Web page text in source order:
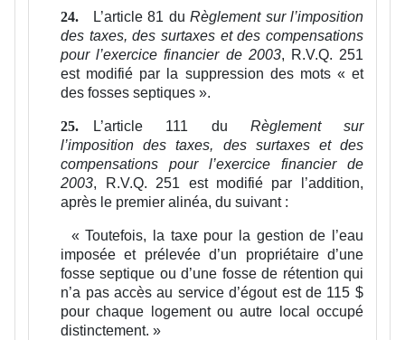
24. L’article 81 duRèglement sur l’imposition
des taxes, des surtaxes et des compensations
pour l’exercice financier de 2003, R.V.Q. 251
est modifié par la suppression des mots « et
des fosses septiques ».
25. L’article 111 du Règlement sur
l’imposition des taxes, des surtaxes et des
compensations pour l’exercice financier de
2003, R.V.Q. 251 est modifié par l’addition,
après le premier alinéa, du suivant :
«Toutefois, la taxe pour la gestion de l’eau
imposée et prélevée d’un propriétaire d’une
fosse septique ou d’une fosse de rétention qui
n’a pas accès au service d’égout est de 115 $
pour chaque logement ou autre local occupé
distinctement. »